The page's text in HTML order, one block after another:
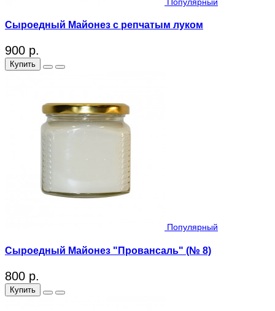
Сыроедный Майонез с репчатым луком
900 р.
Купить
Популярный
Сыроедный Майонез "Провансаль" (№ 8)
800 р.
Купить